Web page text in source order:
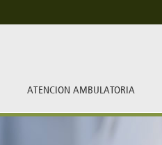
ATENCION AMBULATORIA